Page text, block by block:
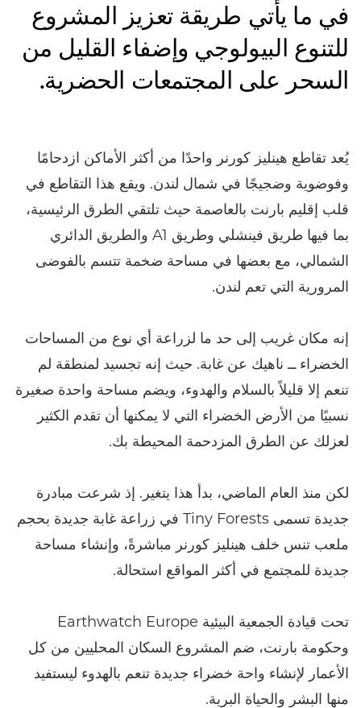
في ما يأتي طريقة تعزيز المشروع
للتنوع البيولوجي وإضفاء القليل من
السحر على المجتمعات الحضرية.
يُعد تقاطع هينليز كورنر واحدًا من أكثر الأماكن ازدحامًا
وفوضوية وضجيجًا في شمال لندن. ويقع هذا التقاطع في
قلب إقليم بارنت بالعاصمة حيث تلتقي الطرق الرئيسية،
بما فيها طريق فينشلي وطريق A1 والطريق الدائري
الشمالي، مع بعضها في مساحة ضخمة تتسم بالفوضى
المرورية التي تعم لندن.
إنه مكان غريب إلى حد ما لزراعة أي نوع من المساحات
الخضراء ــ ناهيك عن غابة. حيث إنه تجسيد لمنطقة لم
تنعم إلا قليلاً بالسلام والهدوء، ويضم مساحة واحدة صغيرة
نسبيًا من الأرض الخضراء التي لا يمكنها أن تقدم الكثير
لعزلك عن الطرق المزدحمة المحيطة بك.
لكن منذ العام الماضي، بدأ هذا يتغير. إذ شرعت مبادرة
جديدة تسمى Tiny Forests في زراعة غابة جديدة بحجم
ملعب تنس خلف هينليز كورنر مباشرةً، وإنشاء مساحة
جديدة للمجتمع في أكثر المواقع استحالة.
تحت قيادة الجمعية البيئية Earthwatch Europe
وحكومة بارنت، ضم المشروع السكان المحليين من كل
الأعمار لإنشاء واحة خضراء جديدة تنعم بالهدوء ليستفيد
منها البشر والحياة البرية.